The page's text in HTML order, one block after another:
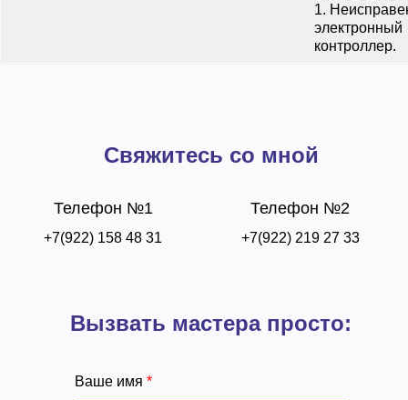
1.
электронный
контроллер.
Свяжитесь со мной
Телефон №1
+7(922) 158 48 31
Телефон №2
+7(922) 219 27 33
Вызвать мастера просто:
Ваше имя *